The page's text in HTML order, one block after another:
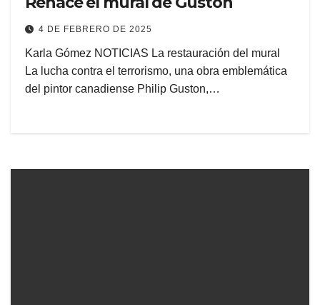
4 DE FEBRERO DE 2025
Karla Gómez NOTICIAS La restauración del mural
La lucha contra el terrorismo, una obra emblemática
del pintor canadiense Philip Guston,…